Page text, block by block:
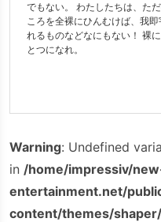
でもない。 わたしたちは、た
ころを全裸にひんむけば、我
れるものなどなにもない！ 裸
とつになれ。
Warning: Undefined
in /home/impressiv/
entertainment.net/
content/themes/